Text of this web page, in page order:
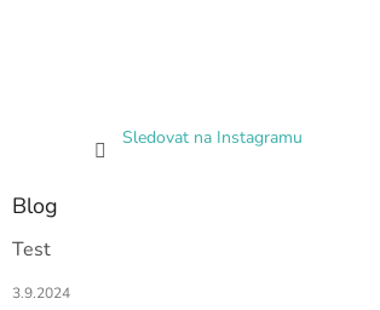
Sledovat na Instagramu
Blog
Test
3.9.2024